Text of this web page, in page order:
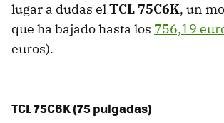
lugar a dudas elTCL 75C6K, un
que ha bajado hasta los 756,19
euros).
TCL 75C6K (75 pulgadas)